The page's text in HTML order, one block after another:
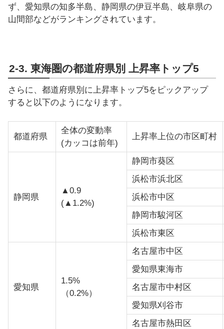
ず、愛知県の知多半島、静岡県の伊豆半島、岐阜県の
山間部などがランキングされています。
2-3. 東海圏の都道府県別 上昇率トップ5
さらに、都道府県別に上昇率トップ5をピックアップ
すると以下のようになります。
都道府県
全体の変動率
(カッコは前年)
上昇率上位の市区町村
静岡県
▲0.9
(▲1.2%)
静岡市葵区
浜松市浜北区
浜松市中区
静岡市駿河区
浜松市東区
愛知県
1.5%
（0.2%）
名古屋市中区
愛知県東海市
名古屋市中村区
愛知県刈谷市
名古屋市熱田区